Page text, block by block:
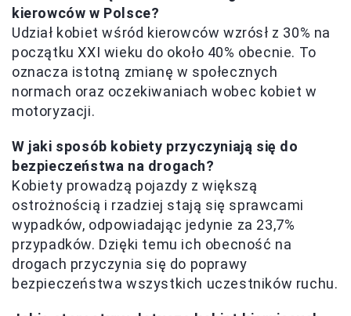
kierowców w Polsce?
Udział kobiet wśród kierowców wzrósł z 30% na
początku XXI wieku do około 40% obecnie. To
oznacza istotną zmianę w społecznych
normach oraz oczekiwaniach wobec kobiet w
motoryzacji.
W jaki sposób kobiety przyczyniają się do
bezpieczeństwa na drogach?
Kobiety prowadzą pojazdy z większą
ostrożnością i rzadziej stają się sprawcami
wypadków, odpowiadając jedynie za 23,7%
przypadków. Dzięki temu ich obecność na
drogach przyczynia się do poprawy
bezpieczeństwa wszystkich uczestników ruchu.